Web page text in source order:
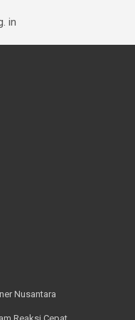
in
Nusantara